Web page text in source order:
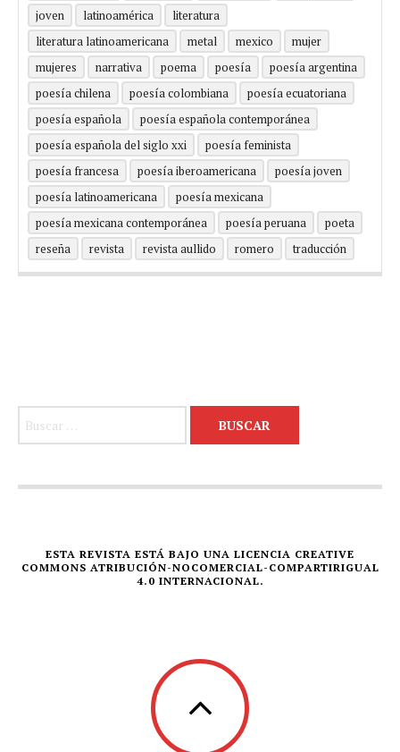
joven
latinoamérica
literatura
literatura latinoamericana
metal mexico
mujer
mujeres
narrativa poema poesía
poesía argentina
poesía chilena
poesía colombiana
poesía ecuatoriana
poesía española
poesía española contemporánea
poesía española del siglo xxi
poesía feminista
poesía francesa
poesía iberoamericana
poesía joven
poesía latinoamericana
poesía mexicana
poesía mexicana contemporánea
poesía peruana
poeta
reseña
revista revista aullido romero traducción
ESTA REVISTA ESTÁ BAJO UNA LICENCIA CREATIVE
COMMONS ATRIBUCIÓN-NOCOMERCIAL-COMPARTIRIGUAL
4.0 INTERNACIONAL.